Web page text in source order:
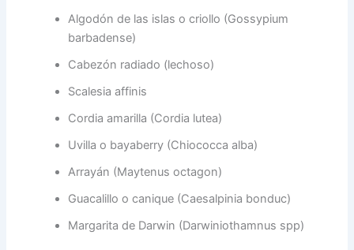
Algodón de las islas o criollo (Gossypium
barbadense)
Cabezón radiado (lechoso)
Scalesia affinis
Cordia amarilla (Cordia lutea)
Uvilla o bayaberry (Chiococca alba)
Arrayán (Maytenus octagon)
Guacalillo o canique (Caesalpinia bonduc)
Margarita de Darwin (Darwiniothamnus spp)